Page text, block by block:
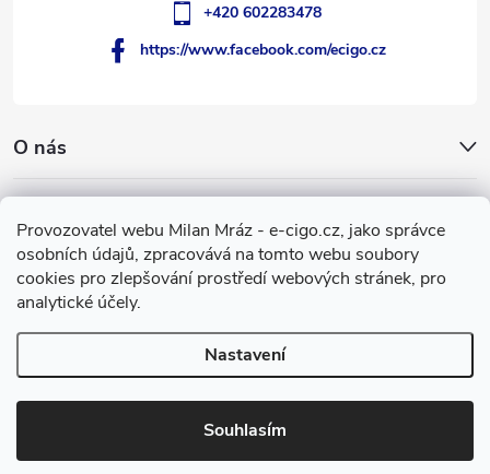
Provozovatel webu Milan Mráz - e-cigo.cz, jako správce
osobních údajů, zpracovává na tomto webu soubory
cookies pro zlepšování prostředí webových stránek, pro
analytické účely.
Nastavení
Souhlasím
O nás
Facebook
+420 602283478
https://www.facebook.com/ecigo.cz
Vytvořil Shoptet
Copyright 2007-2026e-cigo.cz. Všechna práva vyhrazena.